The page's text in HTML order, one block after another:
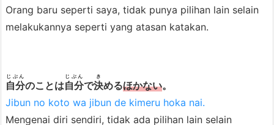
Orang baru seperti saya, tidak punya pilihan lain selain
melakukannya seperti yang atasan katakan.
自分
じぶん
のことは自分
じぶん
で決
き
めるほかない。
Jibun no koto wa jibun de kimeru hoka nai.
Mengenai diri sendiri, tidak ada pilihan lain selain